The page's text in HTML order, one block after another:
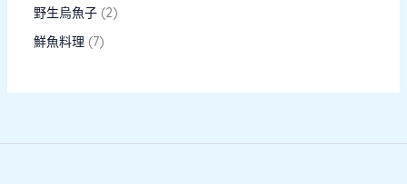
野生烏魚子 2
鮮魚料理 7